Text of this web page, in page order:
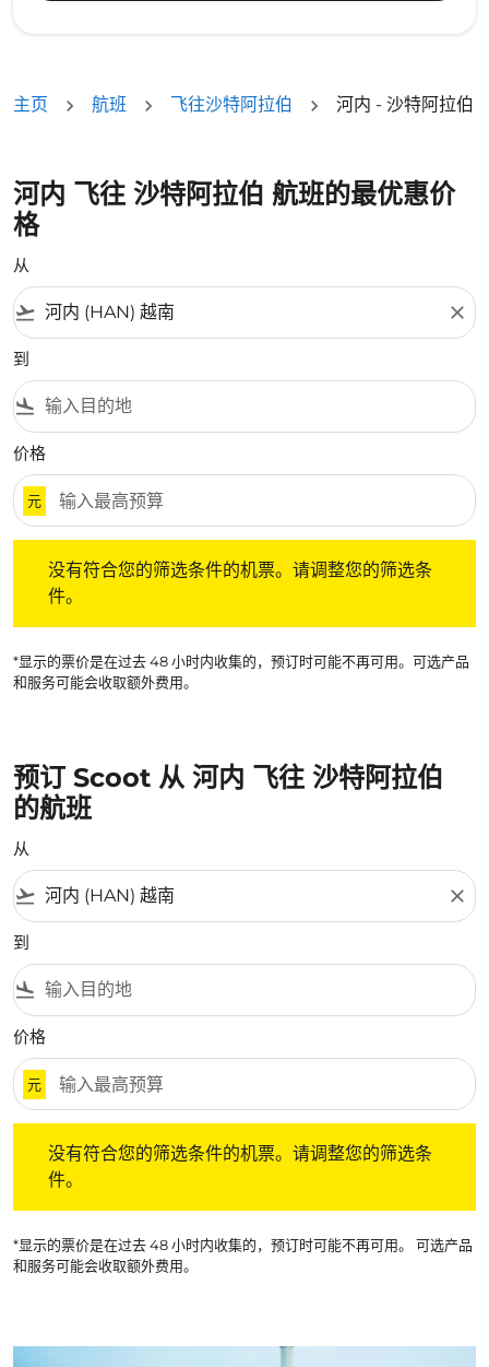
主页 航班 飞往沙特阿拉伯 河内 - 沙特阿拉伯
河内 飞往 沙特阿拉伯 航班的最优惠价
格
从
flight_takeoff close
到
flight_land
价格
元
没有符合您的筛选条件的机票。请调整您的筛选条
件。
*显示的票价是在过去 48 小时内收集的，预订时可能不再可用。可选产品
和服务可能会收取额外费用。
预订 Scoot 从 河内 飞往 沙特阿拉伯
的航班
从
flight_takeoff close
到
flight_land
价格
元
没有符合您的筛选条件的机票。请调整您的筛选条
件。
*显示的票价是在过去 48 小时内收集的，预订时可能不再可用。 可选产品
和服务可能会收取额外费用。